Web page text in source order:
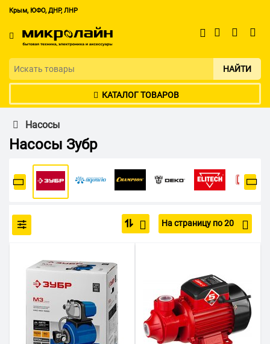
Крым, ЮФО, ДНР, ЛНР
НАЙТИ
КАТАЛОГ ТОВАРОВ
Насосы
Насосы Зубр
На страницу по 20